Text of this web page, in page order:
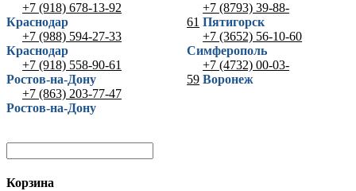
+7 (918) 678-13-92
Краснодар
+7 (988) 594-27-33
Краснодар
+7 (918) 558-90-61
Ростов-на-Дону
+7 (863) 203-77-47
Ростов-на-Дону
+7 (8793) 39-88-
61 Пятигорск
+7 (3652) 56-10-60
Симферополь
+7 (4732) 00-03-
59 Воронеж
Корзина